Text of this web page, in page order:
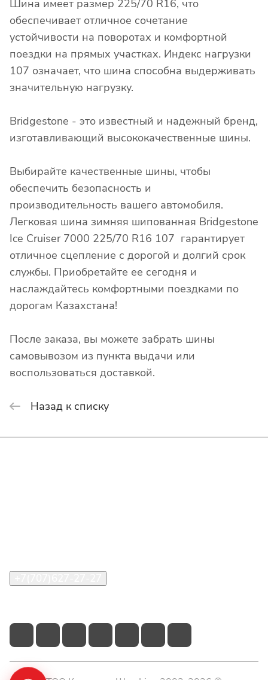
Шина имеет размер 225/70 R16, что
обеспечивает отличное сочетание
устойчивости на поворотах и комфортной
поездки на прямых участках. Индекс нагрузки
107 означает, что шина способна выдерживать
значительную нагрузку.
Bridgestone - это известный и надежный бренд,
изготавливающий высококачественные шины.
Выбирайте качественные шины, чтобы
обеспечить безопасность и
производительность вашего автомобиля.
Легковая шина зимняя шипованная Bridgestone
Ice Cruiser 7000 225/70 R16 107 гарантирует
отличное сцепление с дорогой и долгий срок
службы. Приобретайте ее сегодня и
наслаждайтесь комфортными поездками по
дорогам Казахстана!
После заказа, вы можете забрать шины
самовывозом из пункта выдачи или
воспользоваться доставкой.
Назад к списку